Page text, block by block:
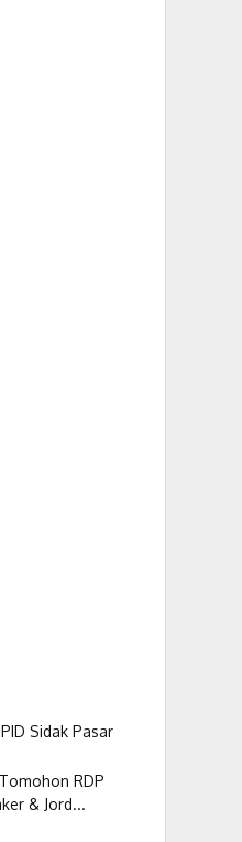
Sidak Pasar
RDP
& Jord...